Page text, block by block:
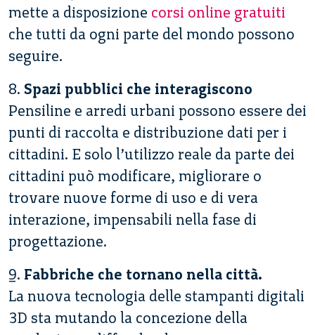
mette a disposizione corsi online gratuiti
che tutti da ogni parte del mondo possono
seguire.
8. Spazi pubblici che interagiscono
Pensiline e arredi urbani possono essere dei
punti di raccolta e distribuzione dati per i
cittadini. E solo l’utilizzo reale da parte dei
cittadini può modificare, migliorare o
trovare nuove forme di uso e di vera
interazione, impensabili nella fase di
progettazione.
9. Fabbriche che tornano nella città.
La nuova tecnologia delle stampanti digitali
3D sta mutando la concezione della